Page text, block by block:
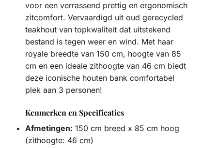
voor een verrassend prettig en ergonomisch
zitcomfort. Vervaardigd uit oud gerecycled
teakhout van topkwaliteit dat uitstekend
bestand is tegen weer en wind. Met haar
royale breedte van 150 cm, hoogte van 85
cm en een ideale zithoogte van 46 cm biedt
deze iconische houten bank comfortabel
plek aan 3 personen!
Kenmerken en Specificaties
Afmetingen: 150 cm breed x 85 cm hoog
(zithoogte: 46 cm)